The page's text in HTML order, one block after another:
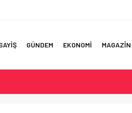
GÜNDEM EKONOMİ MAGAZİN
5’İNCİLİK!